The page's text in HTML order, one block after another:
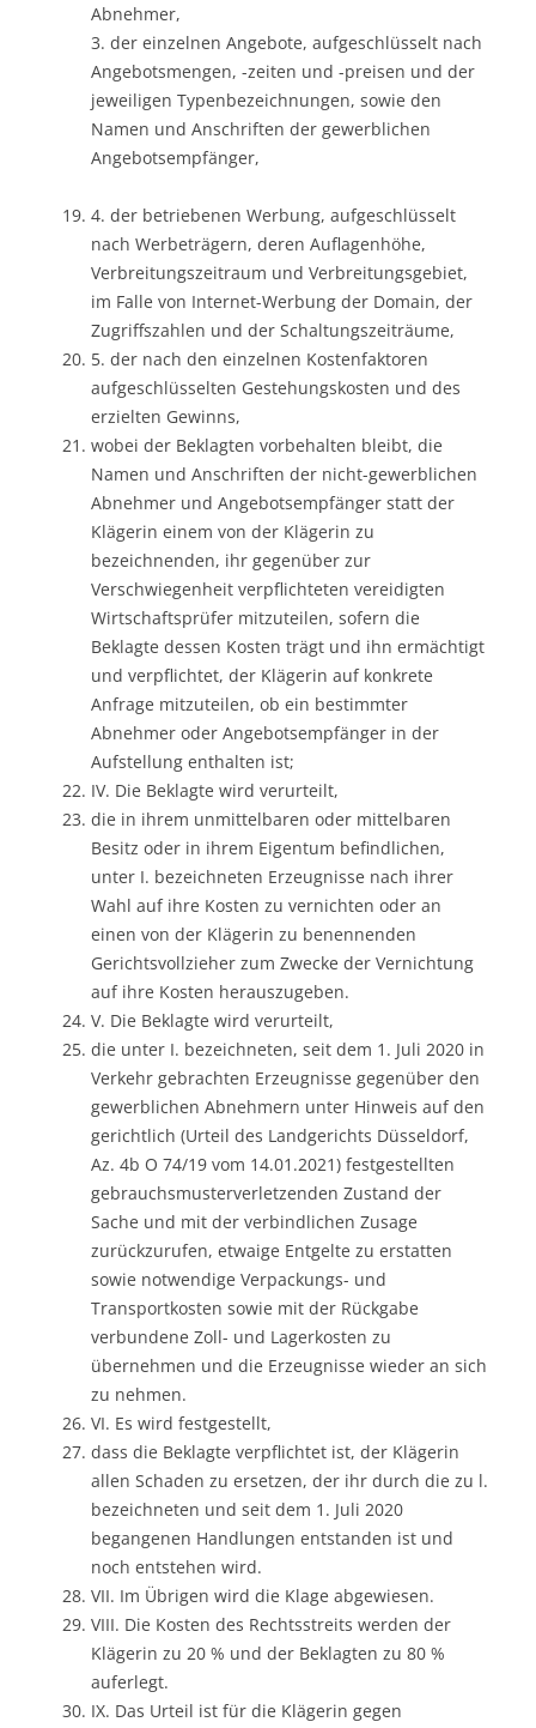
Abnehmer,
3. der einzelnen Angebote, aufgeschlüsselt nach
Angebotsmengen, -zeiten und -preisen und der
jeweiligen Typenbezeichnungen, sowie den
Namen und Anschriften der gewerblichen
Angebotsempfänger,
4. der betriebenen Werbung, aufgeschlüsselt
nach Werbeträgern, deren Auflagenhöhe,
Verbreitungszeitraum und Verbreitungsgebiet,
im Falle von Internet-Werbung der Domain, der
Zugriffszahlen und der Schaltungszeiträume,
5. der nach den einzelnen Kostenfaktoren
aufgeschlüsselten Gestehungskosten und des
erzielten Gewinns,
wobei der Beklagten vorbehalten bleibt, die
Namen und Anschriften der nicht-gewerblichen
Abnehmer und Angebotsempfänger statt der
Klägerin einem von der Klägerin zu
bezeichnenden, ihr gegenüber zur
Verschwiegenheit verpflichteten vereidigten
Wirtschaftsprüfer mitzuteilen, sofern die
Beklagte dessen Kosten trägt und ihn ermächtigt
und verpflichtet, der Klägerin auf konkrete
Anfrage mitzuteilen, ob ein bestimmter
Abnehmer oder Angebotsempfänger in der
Aufstellung enthalten ist;
IV. Die Beklagte wird verurteilt,
die in ihrem unmittelbaren oder mittelbaren
Besitz oder in ihrem Eigentum befindlichen,
unter I. bezeichneten Erzeugnisse nach ihrer
Wahl auf ihre Kosten zu vernichten oder an
einen von der Klägerin zu benennenden
Gerichtsvollzieher zum Zwecke der Vernichtung
auf ihre Kosten herauszugeben.
V. Die Beklagte wird verurteilt,
die unter I. bezeichneten, seit dem 1. Juli 2020 in
Verkehr gebrachten Erzeugnisse gegenüber den
gewerblichen Abnehmern unter Hinweis auf den
gerichtlich (Urteil des Landgerichts Düsseldorf,
Az. 4b O 74/19 vom 14.01.2021) festgestellten
gebrauchsmusterverletzenden Zustand der
Sache und mit der verbindlichen Zusage
zurückzurufen, etwaige Entgelte zu erstatten
sowie notwendige Verpackungs- und
Transportkosten sowie mit der Rückgabe
verbundene Zoll- und Lagerkosten zu
übernehmen und die Erzeugnisse wieder an sich
zu nehmen.
VI. Es wird festgestellt,
dass die Beklagte verpflichtet ist, der Klägerin
allen Schaden zu ersetzen, der ihr durch die zu l.
bezeichneten und seit dem 1. Juli 2020
begangenen Handlungen entstanden ist und
noch entstehen wird.
VII. Im Übrigen wird die Klage abgewiesen.
VIII. Die Kosten des Rechtsstreits werden der
Klägerin zu 20 % und der Beklagten zu 80 %
auferlegt.
IX. Das Urteil ist für die Klägerin gegen